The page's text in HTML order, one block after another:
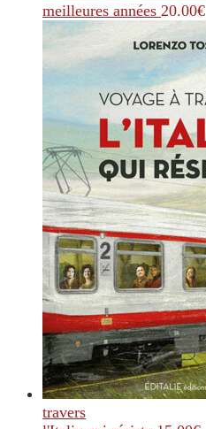
meilleures années 20.00€
travers